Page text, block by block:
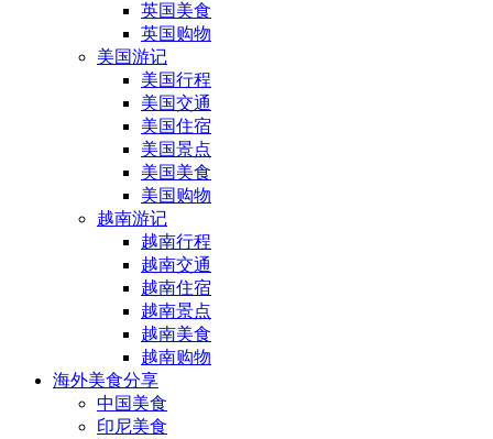
英国美食
英国购物
美国游记
美国行程
美国交通
美国住宿
美国景点
美国美食
美国购物
越南游记
越南行程
越南交通
越南住宿
越南景点
越南美食
越南购物
海外美食分享
中国美食
印尼美食